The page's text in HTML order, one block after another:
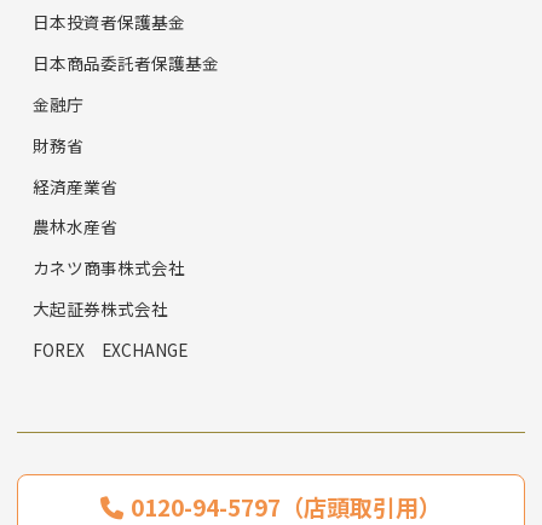
日本投資者保護基金
日本商品委託者保護基金
金融庁
財務省
経済産業省
農林水産省
カネツ商事株式会社
大起証券株式会社
FOREX EXCHANGE
0120-94-5797（店頭取引用）